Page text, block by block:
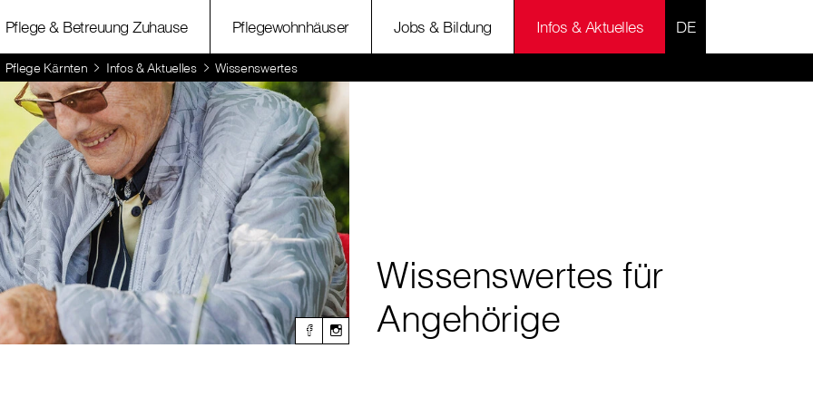
Pflege & Betreuung Zuhause Pflegewohnhäuser Jobs & Bildung Infos & Aktuelles SPRACHE
Pflege Kärnten Infos & Aktuelles Wissenswertes
Wissenswertes für
Angehörige